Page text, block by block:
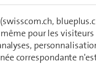
les
pour les visiteurs
correspondante